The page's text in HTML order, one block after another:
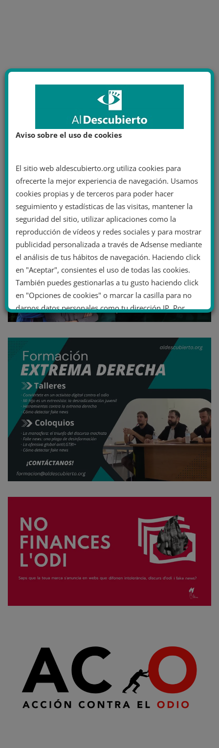
Aviso sobre el uso de cookies
El sitio web aldescubierto.org utiliza cookies para
ofrecerte la mejor experiencia de navegación. Usamos
cookies propias y de terceros para poder hacer
seguimiento y estadísticas de las visitas, mantener la
seguridad del sitio, utilizar aplicaciones como la
reproducción de vídeos y redes sociales y para mostrar
publicidad personalizada a través de Adsense mediante
el análisis de tus hábitos de navegación. Haciendo click
en "Aceptar", consientes el uso de todas las cookies.
También puedes gestionarlas a tu gusto haciendo click
en "Opciones de cookies" o marcar la casilla para no
darnos datos personales como tu dirección IP. Por
último, puedes leer nuestra Política de cookies.
No dar mi información personal
Opciones de cookies Aceptar cookies
Rechazar cookies Política de cookies